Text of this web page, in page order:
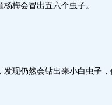
梅会冒出五六个虫子。
现仍然会钻出来小白虫子，